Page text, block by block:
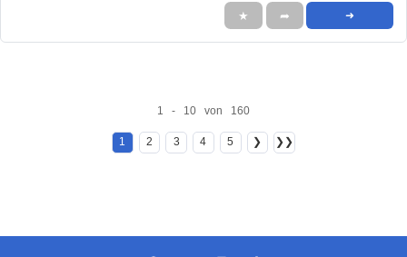
★ ➦ ➜
1 - 10 von 160
1 2 3 4 5 ❯ ❯❯